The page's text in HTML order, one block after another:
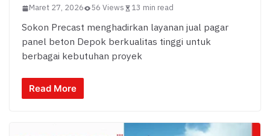
Maret 27, 2026 56 Views 13 min read
Sokon Precast menghadirkan layanan jual pagar
panel beton Depok berkualitas tinggi untuk
berbagai kebutuhan proyek
Read More